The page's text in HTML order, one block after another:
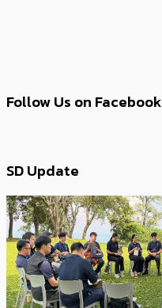
Follow Us on Facebook
SD Update